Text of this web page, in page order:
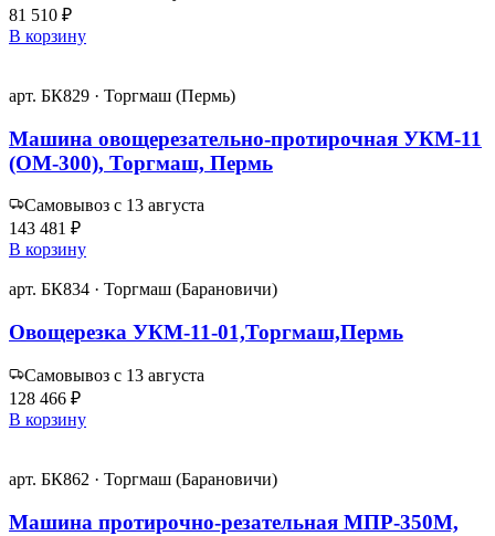
81 510 ₽
В корзину
арт. БК829 · Торгмаш (Пермь)
Машина овощерезательно-протирочная УКМ-11
(ОМ-300), Торгмаш, Пермь
Самовывоз с 13 августа
143 481 ₽
В корзину
арт. БК834 · Торгмаш (Барановичи)
Овощерезка УКМ-11-01,Торгмаш,Пермь
Самовывоз с 13 августа
128 466 ₽
В корзину
арт. БК862 · Торгмаш (Барановичи)
Машина протирочно-резательная МПР-350М,